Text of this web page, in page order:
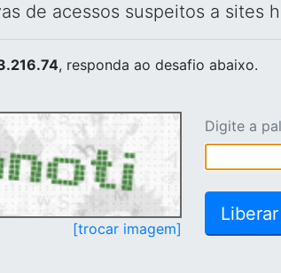
de acessos suspeitos a sites
, responda ao desafio abaixo.
[trocar imagem]
Digite a